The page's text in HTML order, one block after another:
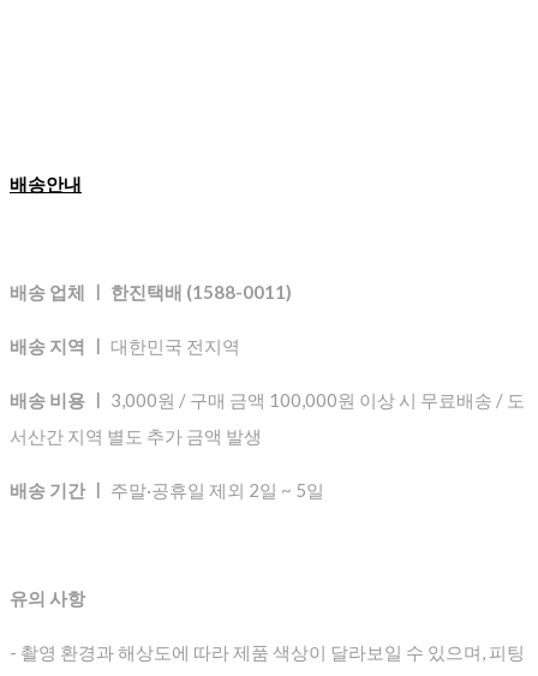
배송안내
배송 업체 ㅣ 한진택배 (1588-0011)
배송 지역 ㅣ 대한민국 전지역
배송 비용 ㅣ 3,000원 / 구매 금액 100,000원 이상 시 무료배송 / 도
서산간 지역 별도 추가 금액 발생
배송 기간 ㅣ 주말·공휴일 제외 2일 ~ 5일
유의 사항
- 촬영 환경과 해상도에 따라 제품 색상이 달라보일 수 있으며, 피팅